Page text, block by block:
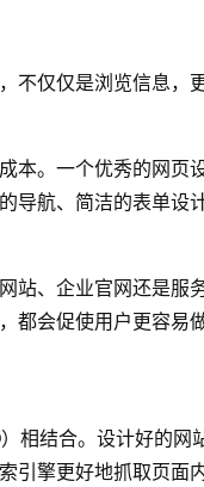
不仅仅是浏览信息，
本。一个优秀的网页
导航、简洁的表单设
站、企业官网还是服
会促使用户更容易
结合。设计好的网
引擎更好地抓取页面